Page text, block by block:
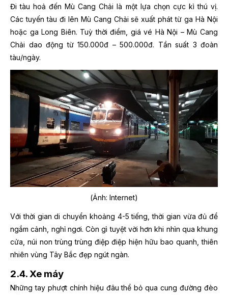
Đi tàu hoả đến Mù Cang Chải là một lựa chọn cực kì thú vị.
Các tuyến tàu đi lên Mù Cang Chải sẽ xuất phát từ ga Hà Nội
hoặc ga Long Biên. Tuỳ thời điểm, giá vé Hà Nội – Mù Cang
Chải dao động từ 150.000đ – 500.000đ. Tần suất 3 đoàn
tàu/ngày.
(Ảnh: Internet)
Với thời gian di chuyển khoảng 4-5 tiếng, thời gian vừa đủ để
ngắm cảnh, nghỉ ngơi. Còn gì tuyệt vời hơn khi nhìn qua khung
cửa, núi non trùng trùng điệp điệp hiện hữu bao quanh, thiên
nhiên vùng Tây Bắc đẹp ngút ngàn.
2.4. Xe máy
Những tay phượt chính hiệu đâu thể bỏ qua cung đường đèo